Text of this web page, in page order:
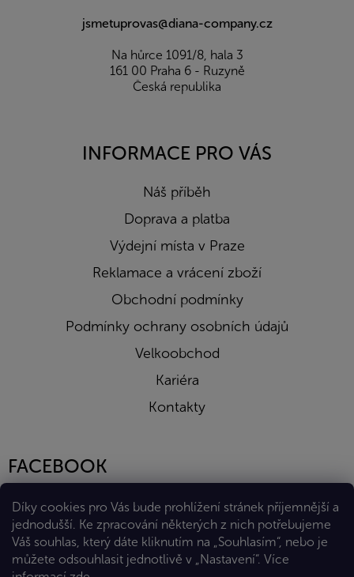
Díky cookies pro Vás bude prohlížení stránek příjemnější a
jednodušší. Ke zpracování některých z nich potřebujeme
Váš souhlas, který dáte kliknutím na „Souhlasím“, nebo je
můžete odsouhlasit jednotlivě v „Nastavení“. Více
jsmetuprovas@diana-company.cz
Na hůrce 1091/8, hala 3
161 00 Praha 6 - Ruzyně
Česká republika
INFORMACE PRO VÁS
Náš příběh
Doprava a platba
Výdejní místa v Praze
Reklamace a vrácení zboží
Obchodní podmínky
Podmínky ochrany osobních údajů
Velkoobchod
Kariéra
Kontakty
FACEBOOK